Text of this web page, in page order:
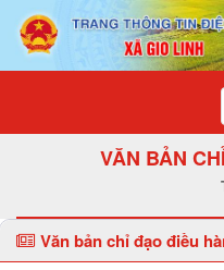
Chi tiết văn bản -
VĂN BẢN
Văn bản chỉ đạo điều